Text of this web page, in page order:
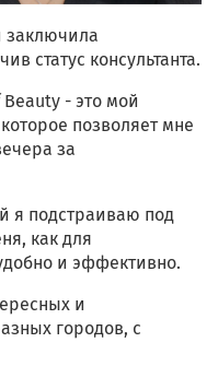
заключила
статус консультанта.
- это мой
позволяет мне
за
я подстраиваю под
как для
и эффективно.
и
городов, с